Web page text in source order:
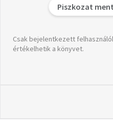
Piszkozat
Csak bejelentkezett
értékelhetik a könyvet.